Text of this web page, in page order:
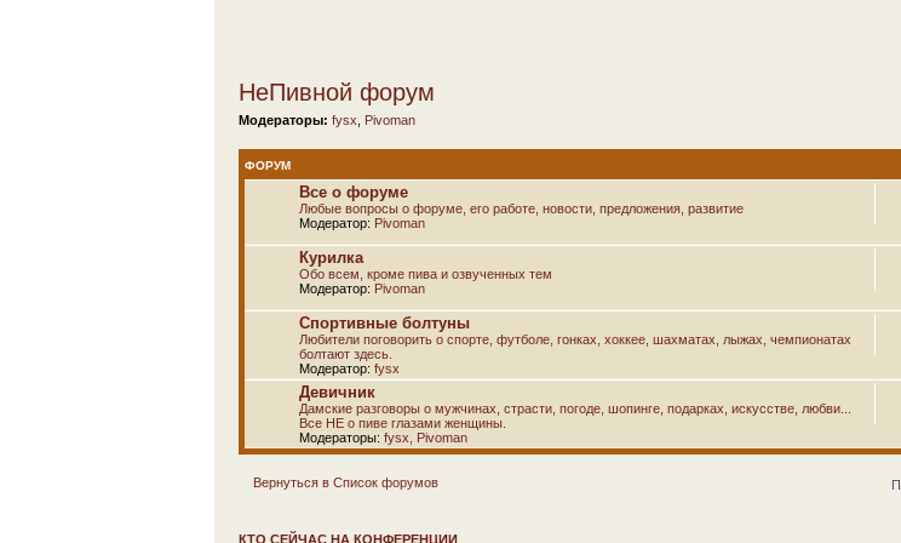
НеПивной форум
Модераторы: fysx Pivoman
ФОРУМ
Все о форуме
Любые вопросы о форуме, его работе, новости, предложения, развитие
Модератор: Pivoman
Курилка
Обо всем, кроме пива и озвученных тем
Модератор: Pivoman
Спортивные болтуны
Любители поговорить о спорте, футболе, гонках, хоккее, шахматах, лыжах, чемпионатах
болтают здесь.
Модератор: fysx
Девичник
Дамские разговоры о мужчинах, страсти, погоде, шопинге, подарках, искусстве, любви...
Все НЕ о пиве глазами женщины.
Модераторы: fysx Pivoman
Вернуться в Список форумов
КТО СЕЙЧАС НА КОНФЕРЕНЦИИ